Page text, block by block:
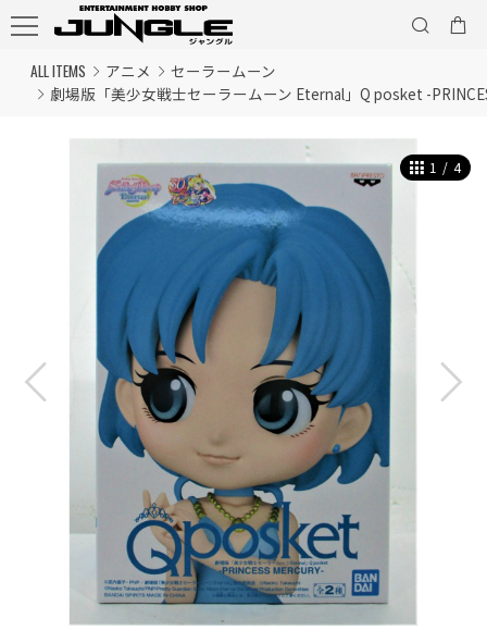
ALL ITEMS アニメ
セーラームーン
劇場版「美少女戦士セーラームーン Eternal」Q posket -
1 / 4